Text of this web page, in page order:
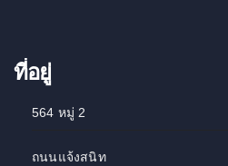
ที่อยู่
564 หมู่ 2
ถนนแจ้งสนิท